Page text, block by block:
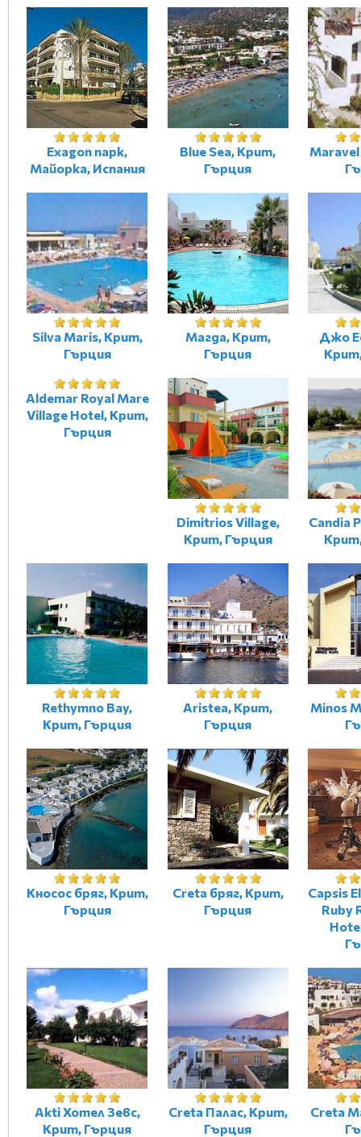
Exagon парк,
Майорка, Испания
Blue Sea, Крит,
Гърция
Silva Maris, Крит,
Гърция
Магда, Крит,
Гърция
Джо
Aldemar Royal Mare
Village Hotel, Крит,
Гърция
Dimitrios Village,
Крит, Гърция
Candia
Rethymno Bay,
Крит, Гърция
Aristea, Крит,
Гърция
Minos
Кносос бряг, Крит,
Гърция
Creta бряг, Крит,
Гърция
Capsis
Ruby
Akti Хотел Зевс,
Крит, Гърция
Creta Палас, Крит,
Гърция
Creta